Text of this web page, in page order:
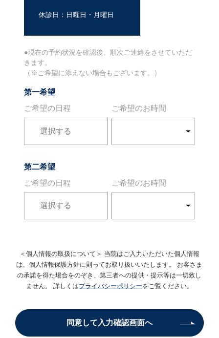
休診日：日曜日・月曜日
●現在の予約状況を確認後、順次ご連絡をさせていただ
きます。
（※ご希望に添えない場合もございます。）
第一希望
ご希望の日程
ご希望のお時間
第二希望
ご希望の日程
ご希望のお時間
＜個人情報の取扱について＞ 当院はご入力いただいた個人情報
は、個人情報保護方針に則ってお取り扱いいたします。 お客さま
の承諾を得た場合をのぞき、第三者への提供・提示等は一切致し
ません。 詳しくはプライバシーポリシーをご覧ください。
同意して入力確認画面へ